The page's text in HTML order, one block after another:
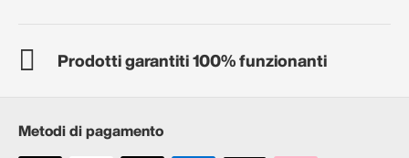
Prodotti garantiti 100% funzionanti
Metodi di pagamento